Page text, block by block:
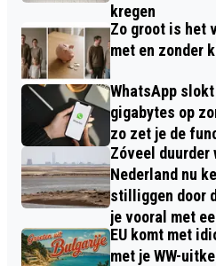
kregen
Zo groot is het
met en zonder
WhatsApp
gigabytes op
zo zet je de
Zóveel duurder
Nederland nu
stilliggen door
je vooral met
EU komt met
met je WW-